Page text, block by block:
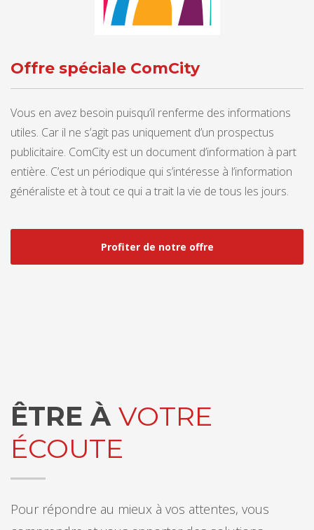
Offre spéciale ComCity
Vous en avez besoin puisqu’il renferme des informations
utiles. Car il ne s’agit pas uniquement d’un prospectus
publicitaire. ComCity est un document d’information à part
entière. C’est un périodique qui s’intéresse à l’information
généraliste et à tout ce qui a trait la vie de tous les jours.
Profiter de notre offre
ÊTRE À VOTRE
ÉCOUTE
Pour répondre au mieux à vos attentes, vous